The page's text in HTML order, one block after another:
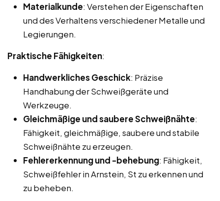
Materialkunde: Verstehen der Eigenschaften
und des Verhaltens verschiedener Metalle und
Legierungen.
Praktische Fähigkeiten:
Handwerkliches Geschick: Präzise
Handhabung der Schweißgeräte und
Werkzeuge.
Gleichmäßige und saubere Schweißnähte:
Fähigkeit, gleichmäßige, saubere und stabile
Schweißnähte zu erzeugen.
Fehlererkennung und -behebung: Fähigkeit,
Schweißfehler in Arnstein, St zu erkennen und
zu beheben.